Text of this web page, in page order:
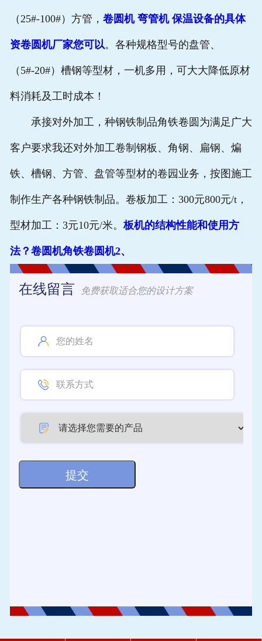
（25#-100#）方管， 卷圆机 弯管机 保温设备的具体
资卷圆机厂家您可以。各种规格型号的盘管、
（5#-20#）槽钢等型材，一机多用，可大大降低原材
料消耗及工时成本！
承接对外加工，种钢铁制品角铁卷圆为满足广大
客户要求我还对外加工卷制钢板、角钢、扁钢、煸
铁、槽钢、方管、盘管等型材的卷园业务，按图施工
制作生产各种钢铁制品。卷板加工：300元800元/t，
型材加工：3元10元/米。板机的结构性能和使用方
法？卷圆机角铁卷圆机2、
在线留言 免费获取适合您的设计方案